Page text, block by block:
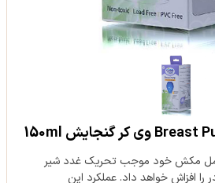
مکش خود موجب تحریک غدد شیر
افزاش خواهد داد. عملکرد این